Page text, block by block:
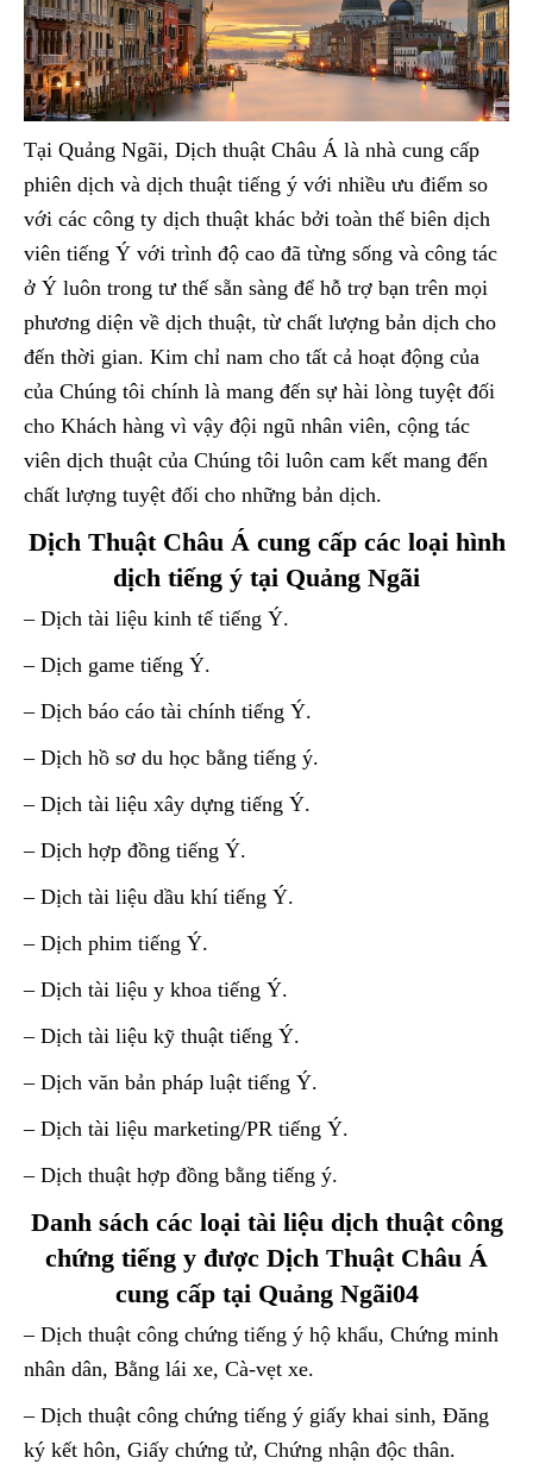
Tại Quảng Ngãi, Dịch thuật Châu Á là nhà cung cấp
phiên dịch và dịch thuật tiếng ý với nhiều ưu điểm so
với các công ty dịch thuật khác bởi toàn thể biên dịch
viên tiếng Ý với trình độ cao đã từng sống và công tác
ở Ý luôn trong tư thế sẵn sàng để hỗ trợ bạn trên mọi
phương diện về dịch thuật, từ chất lượng bản dịch cho
đến thời gian. Kim chỉ nam cho tất cả hoạt động của
của Chúng tôi chính là mang đến sự hài lòng tuyệt đối
cho Khách hàng vì vậy đội ngũ nhân viên, cộng tác
viên dịch thuật của Chúng tôi luôn cam kết mang đến
chất lượng tuyệt đối cho những bản dịch.
Dịch Thuật Châu Á cung cấp các loại hình
dịch tiếng ý tại Quảng Ngãi
– Dịch tài liệu kinh tế tiếng Ý.
– Dịch game tiếng Ý.
– Dịch báo cáo tài chính tiếng Ý.
– Dịch hồ sơ du học bằng tiếng ý.
– Dịch tài liệu xây dựng tiếng Ý.
– Dịch hợp đồng tiếng Ý.
– Dịch tài liệu dầu khí tiếng Ý.
– Dịch phim tiếng Ý.
– Dịch tài liệu y khoa tiếng Ý.
– Dịch tài liệu kỹ thuật tiếng Ý.
– Dịch văn bản pháp luật tiếng Ý.
– Dịch tài liệu marketing/PR tiếng Ý.
– Dịch thuật hợp đồng bằng tiếng ý.
Danh sách các loại tài liệu dịch thuật công
chứng tiếng y được Dịch Thuật Châu Á
cung cấp tại Quảng Ngãi04
– Dịch thuật công chứng tiếng ý hộ khẩu, Chứng minh
nhân dân, Bằng lái xe, Cà-vẹt xe.
– Dịch thuật công chứng tiếng ý giấy khai sinh, Đăng
ký kết hôn, Giấy chứng tử, Chứng nhận độc thân.